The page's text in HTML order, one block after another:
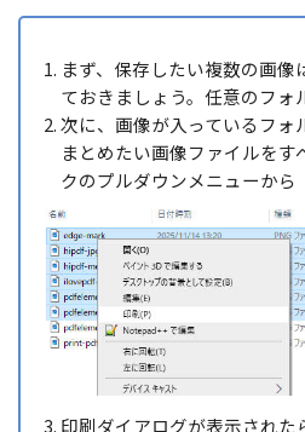
まず、保存したい複数の画
ておきましょう。任意のフォ
次に、画像が入っているフォ
まとめたい画像ファイルをす
クのプルダウンメニューから
印刷ダイアログが表示された